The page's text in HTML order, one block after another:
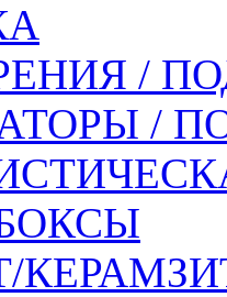
/
/